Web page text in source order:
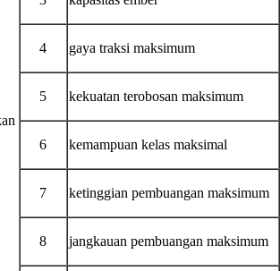
4 gaya traksi maksimum
5 kekuatan terobosan maksimum
6 kemampuan kelas maksimal
7 ketinggian pembuangan maksimum
8 jangkauan pembuangan maksimum